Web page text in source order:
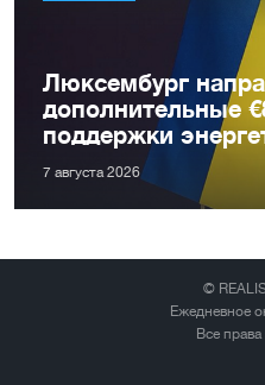
Люксембург
дополнительные
поддержки
7 августа 2026
©
Ежедневное
Все